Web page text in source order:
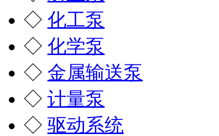
◇ 化工泵
◇ 化学泵
◇ 金属输送泵
◇ 计量泵
◇ 驱动系统